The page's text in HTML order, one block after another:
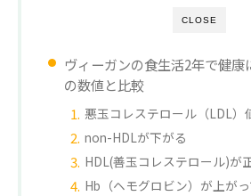
CLOSE
ヴィーガンの食生活2年で健康
の数値と比較
悪玉コレステロール（LDL）
non-HDLが下がる
HDL(善玉コレステロール)が
Hb（ヘモグロビン）が上が